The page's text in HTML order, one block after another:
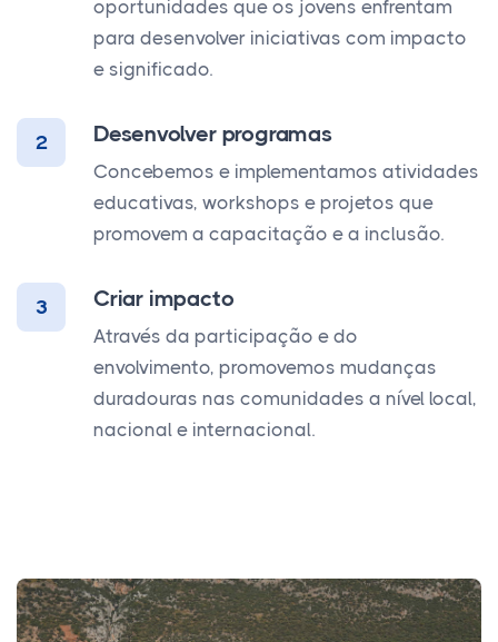
oportunidades que os jovens enfrentam
para desenvolver iniciativas com impacto
e significado.
2 Desenvolver programas
Concebemos e implementamos atividades
educativas, workshops e projetos que
promovem a capacitação e a inclusão.
3 Criar impacto
Através da participação e do
envolvimento, promovemos mudanças
duradouras nas comunidades a nível local,
nacional e internacional.